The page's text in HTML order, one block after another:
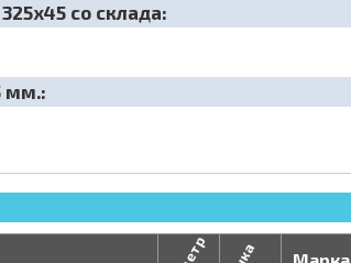
со склада:
мм.: